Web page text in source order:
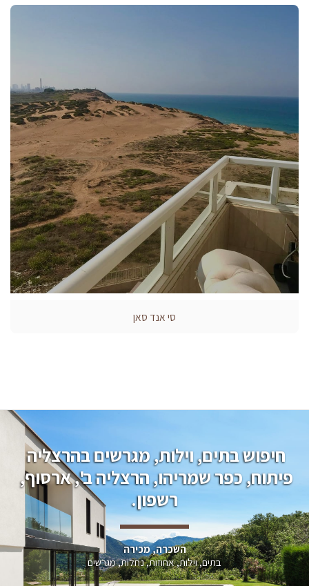
סי אנד סאן
חיפוש בתים, וילות, מגרשים בהרצליה
פיתוח, כפר שמריהו, הרצליה ב', ארסוף,
רשפון.
השכרה, מכירה
בתים, וילות, אחוזות, נחלות, מגרשים